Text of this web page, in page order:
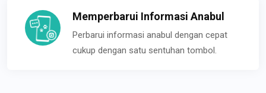
Memperbarui Informasi Anabul
Perbarui informasi anabul dengan cepat
cukup dengan satu sentuhan tombol.